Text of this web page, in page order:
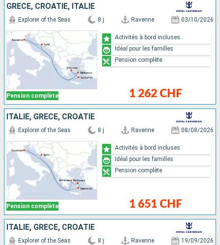
GRÈCE, CROATIE, ITALIE
Pension complète
Explorer of the Seas 8 j Ravenne 03/10/2026
1 262 CHF
Activités à bord incluses
Idéal pour les familles
Pension complète
ITALIE, GRÈCE, CROATIE
Pension complète
Explorer of the Seas 8 j Ravenne 08/08/2026
1 651 CHF
Activités à bord incluses
Idéal pour les familles
Pension complète
ITALIE, GRÈCE, CROATIE
Explorer of the Seas 8 j Ravenne 19/09/2026